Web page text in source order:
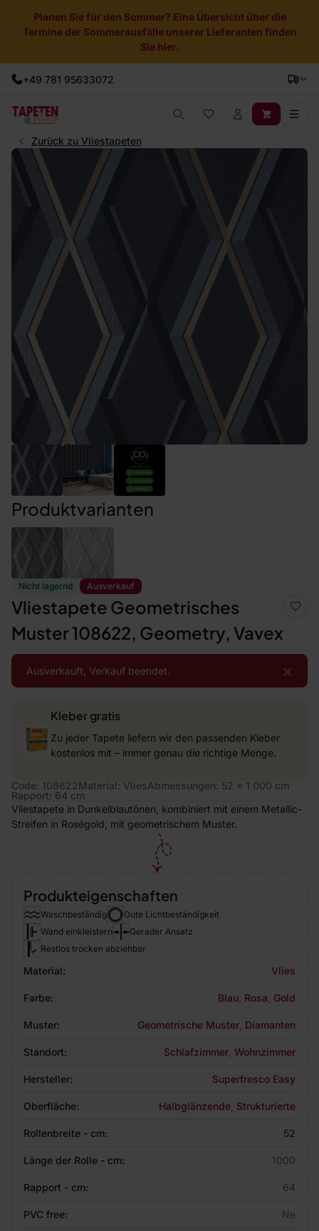
Planen Sie für den Sommer? Eine Übersicht über die
Termine der Sommerausfälle unserer Lieferanten finden
Sie hier.
+49 781 95633072
Zurück zu Vliestapeten
Nicht lagernd Ausverkauf
Vliestapete Geometrisches
Muster 108622, Geometry, Vavex
×
Ausverkauft, Verkauf beendet.
Kleber gratis
Zu jeder Tapete liefern wir den passenden Kleber
kostenlos mit – immer genau die richtige Menge.
Code: 108622Material: VliesAbmessungen: 52 x 1 000 cm
Rapport: 64 cm
Vliestapete in Dunkelblautönen, kombiniert mit einem Metallic-
Streifen in Roségold, mit geometrischem Muster.
Produktvarianten
Produkteigenschaften
Waschbeständig
Gute Lichtbeständigkeit
Wand einkleistern
Gerader Ansatz
Restlos trocken abziehbar
Material: Vlies
Farbe: Blau Rosa Gold
Muster: Geometrische Muster Diamanten
Standort: Schlafzimmer Wohnzimmer
Hersteller: Superfresco Easy
Oberfläche: Halbglänzende Strukturierte
Rollenbreite - cm: 52
Länge der Rolle - cm: 1000
Rapport - cm: 64
PVC free: Ne